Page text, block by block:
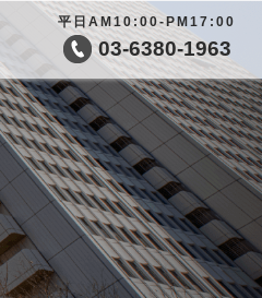
平日AM10:00-PM17:00
03-6380-1963